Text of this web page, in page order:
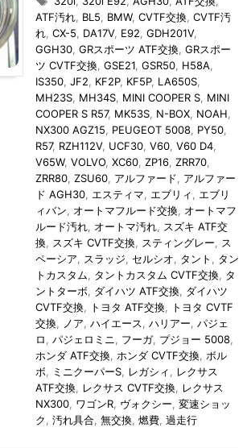
ATF汚れ BL5 BMW, CVTF交換 CVTF汚
れ CX-5 DA17V, E92 GDH201V,
GGH30 GRスポーツ ATF交換 GRスポー
ツ CVTF交換 GSE21 GSR50 H58A
IS350 JF2 KF2P, KF5P, LA650S
MH23S MH34S MINI COOPER S MINI
COOPER S R57, MK53S N-BOX NOAH
NX300 AGZ15
PEUGEOT 5008 PY50
R57, RZH112V, UCF30 V60 V60 D4
V65W, VOLVO XC60 ZP16 ZRR70
ZRR80 ZSU60 アルファード
アルファー
ド AGH30 エスティマ エブリィ
エブリ
ィバン
オートマフルード交換 オートマフ
ルード汚れ オートマ汚れ
スズキ ATF交
換
スズキ CVTF交換 スティングレー
ス
ペーシア
スラッジ セルシオ タント
タン
トカスタム
タントカスタム CVTF交換 タ
ントターボ
ダイハツ ATF交換 ダイハツ
CVTF交換
トヨタ ATF交換
トヨタ CVTF
交換
ノア ハイエース ハリアー パジェ
ロ
パジェロミニ フーガ, プジョー 5008
ホンダ ATF交換 ホンダ CVTF交換 ボル
ボ
ミニクーパーS レガシィ
レクサス
ATF交換
レクサス CVTF交換
レクサス
NX300 ワゴンR ヴォクシー 変速ショッ
ク
汚れ具合 無交換 燃費 過走行